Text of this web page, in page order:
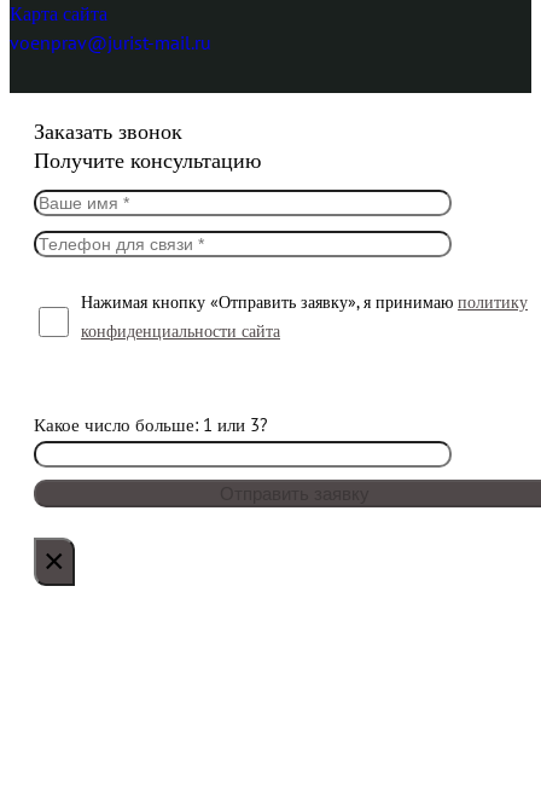
Карта сайта
voenprav@jurist-mail.ru
Заказать звонок
Получите консультацию
Нажимая кнопку «Отправить заявку», я принимаю политику
конфиденциальности сайта
Какое число больше: 1 или 3?
×